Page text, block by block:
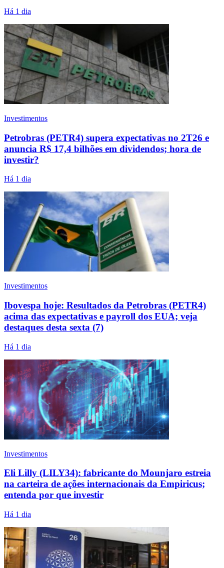
Há 1 dia
Investimentos
Petrobras (PETR4) supera expectativas no 2T26 e
anuncia R$ 17,4 bilhões em dividendos; hora de
investir?
Há 1 dia
Investimentos
Ibovespa hoje: Resultados da Petrobras (PETR4)
acima das expectativas e payroll dos EUA; veja
destaques desta sexta (7)
Há 1 dia
Investimentos
Eli Lilly (LILY34): fabricante do Mounjaro estreia
na carteira de ações internacionais da Empiricus;
entenda por que investir
Há 1 dia